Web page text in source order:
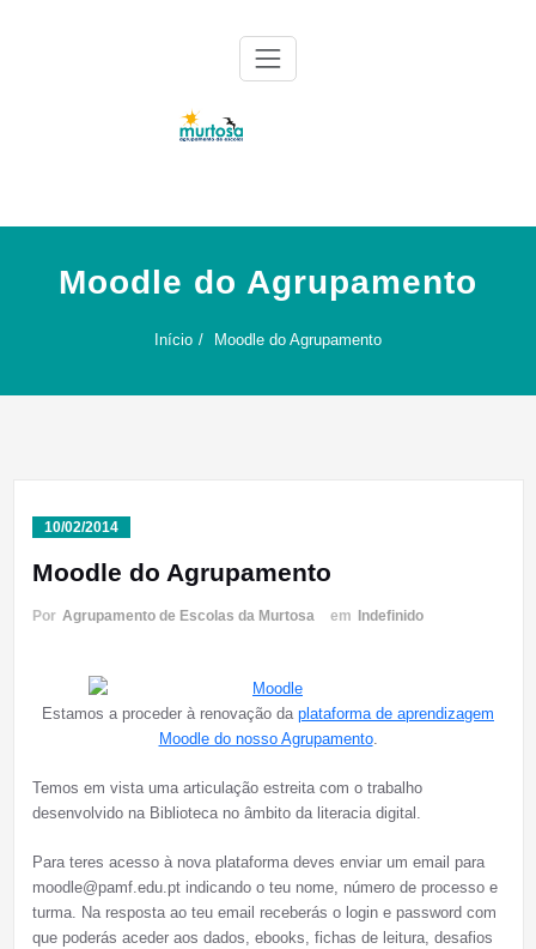
Moodle do Agrupamento
Início Moodle do Agrupamento
10/02/2014
Moodle do Agrupamento
Por Agrupamento de Escolas da Murtosa em Indefinido
Estamos a proceder à renovação da plataforma de aprendizagem
Moodle do nosso Agrupamento.
Temos em vista uma articulação estreita com o trabalho
desenvolvido na Biblioteca no âmbito da literacia digital.
Para teres acesso à nova plataforma deves enviar um email para
moodle@pamf.edu.pt indicando o teu nome, número de processo e
turma. Na resposta ao teu email receberás o login e password com
que poderás aceder aos dados, ebooks, fichas de leitura, desafios